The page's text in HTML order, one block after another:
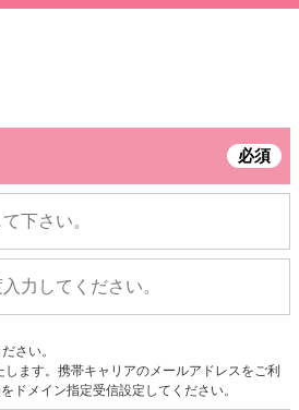
必須
さい。
ます。携帯キャリアのメールアドレスをご利
ドメイン指定受信設定してください。